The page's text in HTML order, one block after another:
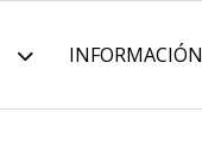
INFORMACIÓN